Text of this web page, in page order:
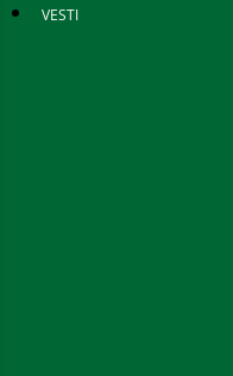
VESTI